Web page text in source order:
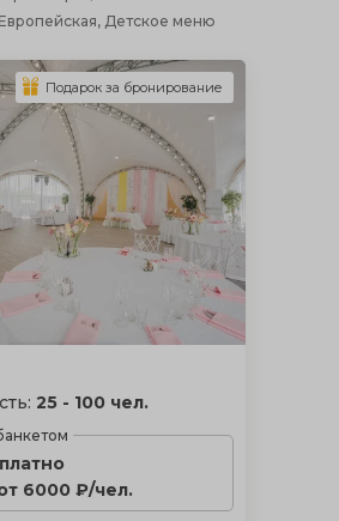
Европейская, Детское меню
25 - 100 чел.
6000 ₽/чел.
Подарок за бронирование